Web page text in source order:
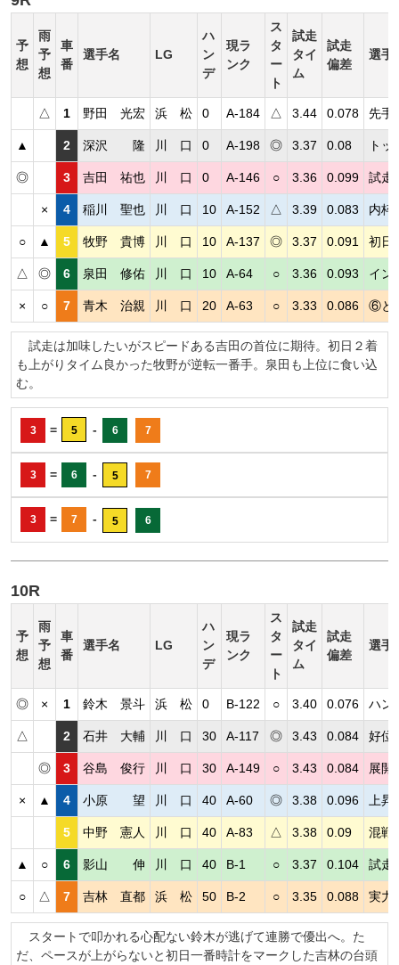
予
想
雨
予
想
車
番
選手名 LG
ハ
ン
デ
現ラ
ンク
ス
タ
ー
ト
試走
タイ
ム
試走
偏差
選手
△ 1 野田 光宏 浜 松 0 A-184 △ 3.44 0.078 先手
▲ 2 深沢 隆 川 口 0 A-198 ◎ 3.37 0.08 ト
◎ 3 吉田 祐也 川 口 0 A-146 ○ 3.36 0.099 試走
× 4 稲川 聖也 川 口 10 A-152 △ 3.39 0.083 内枠
○ ▲ 5 牧野 貴博 川 口 10 A-137 ◎ 3.37 0.091 初日
△ ◎ 6 泉田 修佑 川 口 10 A-64 ○ 3.36 0.093 イン
× ○ 7 青木 治親 川 口 20 A-63 ○ 3.33 0.086 ⑥と
試走は加味したいがスピードある吉田の首位に期待。初日２着
も上がりタイム良かった牧野が逆転一番手。泉田も上位に食い込
む。
3 = 5 - 6 7
3 = 6 - 5 7
3 = 7 - 5 6
10R
予
想
雨
予
想
車
番
選手名 LG
ハ
ン
デ
現ラ
ンク
ス
タ
ー
ト
試走
タイ
ム
試走
偏差
選手
◎ × 1 鈴木 景斗 浜 松 0 B-122 ○ 3.40 0.076 ハン
△ 2 石井 大輔 川 口 30 A-117 ◎ 3.43 0.084 好位
◎ 3 谷島 俊行 川 口 30 A-149 ○ 3.43 0.084 展開
× ▲ 4 小原 望 川 口 40 A-60 ◎ 3.38 0.096 上
5 中野 憲人 川 口 40 A-83 △ 3.38 0.09 混戦
▲ ○ 6 影山 伸 川 口 40 B-1 ○ 3.37 0.104 試走
○ △ 7 吉林 直都 浜 松 50 B-2 ○ 3.35 0.088 実力
スタートで叩かれる心配ない鈴木が逃げて連勝で優出へ。た
だ、ペースが上がらないと初日一番時計をマークした吉林の台頭